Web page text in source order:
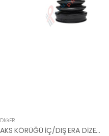
DIĞER
AKS KÖRÜĞÜ İÇ/DIŞ ERA DİZEL AJO000-50021-YS